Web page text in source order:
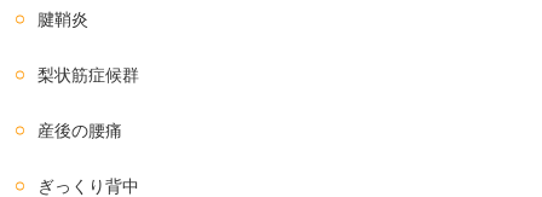
腱鞘炎
梨状筋症候群
産後の腰痛
ぎっくり背中